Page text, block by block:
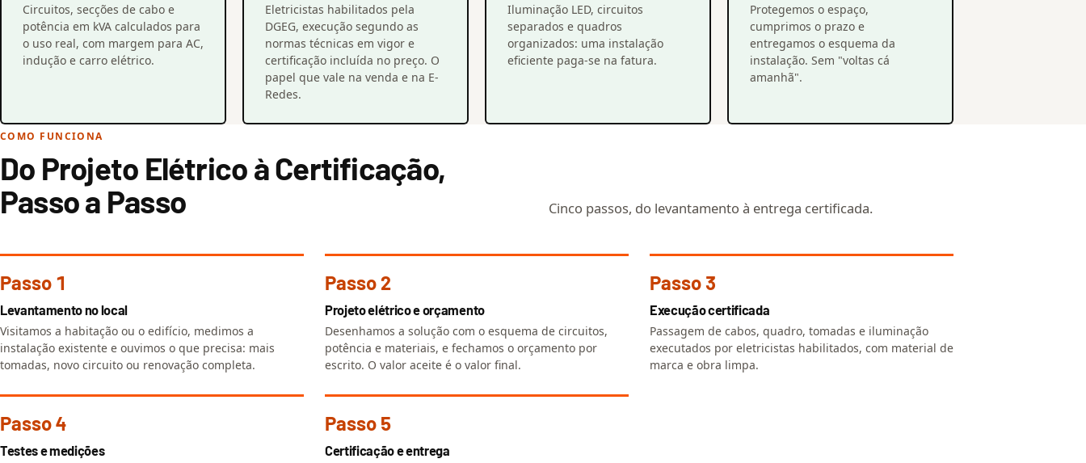
Circuitos, secções de cabo e
potência em kVA calculados para
o uso real, com margem para AC,
indução e carro elétrico.
Eletricistas habilitados pela
DGEG, execução segundo as
normas técnicas em vigor e
certificação incluída no preço. O
papel que vale na venda e na E-
Redes.
Iluminação LED, circuitos
separados e quadros
organizados: uma instalação
eficiente paga-se na fatura.
Protegemos o espaço,
cumprimos o prazo e
entregamos o esquema da
instalação. Sem "voltas cá
amanhã".
COMO FUNCIONA
Do Projeto Elétrico à Certificação,
Passo a Passo
Cinco passos, do levantamento à entrega certificada.
Passo 1
Levantamento no local
Visitamos a habitação ou o edifício, medimos a
instalação existente e ouvimos o que precisa: mais
tomadas, novo circuito ou renovação completa.
Passo 2
Projeto elétrico e orçamento
Desenhamos a solução com o esquema de circuitos,
potência e materiais, e fechamos o orçamento por
escrito. O valor aceite é o valor final.
Passo 3
Execução certificada
Passagem de cabos, quadro, tomadas e iluminação
executados por eletricistas habilitados, com material de
marca e obra limpa.
Passo 4
Testes e medições
Passo 5
Certificação e entrega